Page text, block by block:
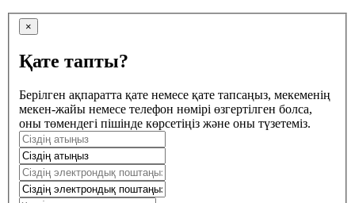
×
Қате тапты?
Берілген ақпаратта қате немесе қате тапсаңыз, мекеменің
мекен-жайы немесе телефон нөмірі өзгертілген болса,
оны төмендегі пішінде көрсетіңіз және оны түзетеміз.